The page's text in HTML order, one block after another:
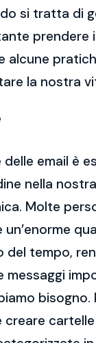
si tratta di
prendere
alcune
la nostra
delle email è
nella
Molte
un’enorme
del tempo,
messaggi
bisogno.
creare